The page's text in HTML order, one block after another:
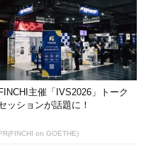
FINCHI主催「IVS2026」トーク
ッションが話題に！
on GOETHE)